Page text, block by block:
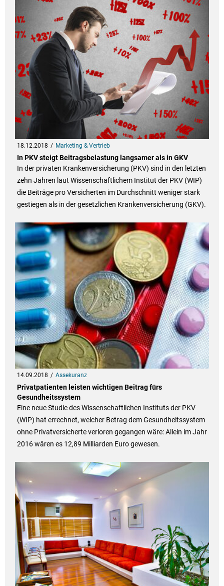
18.12.2018 Marketing & Vertrieb
In PKV steigt Beitragsbelastung langsamer als in GKV
In der privaten Krankenversicherung (PKV) sind in den letzten
zehn Jahren laut Wissenschaftlichem Institut der PKV (WIP)
die Beiträge pro Versicherten im Durchschnitt weniger stark
gestiegen als in der gesetzlichen Krankenversicherung (GKV).
14.09.2018 Assekuranz
Privatpatienten leisten wichtigen Beitrag fürs
Gesundheitssystem
Eine neue Studie des Wissenschaftlichen Instituts der PKV
(WIP) hat errechnet, welcher Betrag dem Gesundheitssystem
ohne Privatversicherte verloren gegangen wäre: Allein im Jahr
2016 wären es 12,89 Milliarden Euro gewesen.